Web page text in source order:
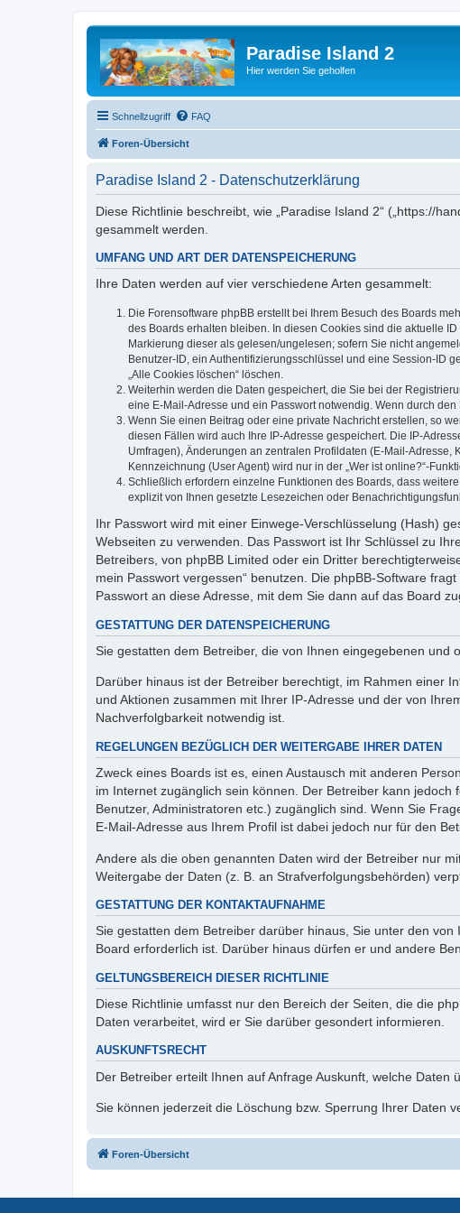
Paradise Island 2
Hier werden Sie geholfen
Schnellzugriff FAQ
Foren-Übersicht
Paradise Island 2 - Datenschutzerklärung
Diese Richtlinie beschreibt, wie „Paradise Island 2“ („https://
gesammelt werden.
UMFANG UND ART DER DATENSPEICHERUNG
Ihre Daten werden auf vier verschiedene Arten gesammelt:
Die Forensoftware phpBB erstellt bei Ihrem Besuch des Boards
des Boards erhalten bleiben. In diesen Cookies sind die aktuelle
Markierung dieser als gelesen/ungelesen; sofern Sie nicht
Benutzer-ID, ein Authentifizierungsschlüssel und eine Session-ID
„Alle Cookies löschen“ löschen.
Weiterhin werden die Daten gespeichert, die Sie bei der
eine E-Mail-Adresse und ein Passwort notwendig. Wenn durch
Wenn Sie einen Beitrag oder eine private Nachricht erstellen, so
diesen Fällen wird auch Ihre IP-Adresse gespeichert. Die IP-
Umfragen), Änderungen an zentralen Profildaten (E-Mail-
Kennzeichnung (User Agent) wird nur in der „Wer ist online?“-
Schließlich erfordern einzelne Funktionen des Boards, dass
explizit von Ihnen gesetzte Lesezeichen oder
Ihr Passwort wird mit einer Einwege-Verschlüsselung (Hash)
Webseiten zu verwenden. Das Passwort ist Ihr Schlüssel zu
Betreibers, von phpBB Limited oder ein Dritter
mein Passwort vergessen“ benutzen. Die phpBB-Software
Passwort an diese Adresse, mit dem Sie dann auf das Board
GESTATTUNG DER DATENSPEICHERUNG
Sie gestatten dem Betreiber, die von Ihnen eingegebenen
Darüber hinaus ist der Betreiber berechtigt, im Rahmen einer
und Aktionen zusammen mit Ihrer IP-Adresse und der von
Nachverfolgbarkeit notwendig ist.
REGELUNGEN BEZÜGLICH DER WEITERGABE IHRER DATEN
Zweck eines Boards ist es, einen Austausch mit anderen
im Internet zugänglich sein können. Der Betreiber kann
Benutzer, Administratoren etc.) zugänglich sind. Wenn Sie
E-Mail-Adresse aus Ihrem Profil ist dabei jedoch nur für den
Andere als die oben genannten Daten wird der Betreiber nur
Weitergabe der Daten (z. B. an Strafverfolgungsbehörden)
GESTATTUNG DER KONTAKTAUFNAHME
Sie gestatten dem Betreiber darüber hinaus, Sie unter den
Board erforderlich ist. Darüber hinaus dürfen er und andere
GELTUNGSBEREICH DIESER RICHTLINIE
Diese Richtlinie umfasst nur den Bereich der Seiten, die die
Daten verarbeitet, wird er Sie darüber gesondert informieren.
AUSKUNFTSRECHT
Der Betreiber erteilt Ihnen auf Anfrage Auskunft, welche Daten
Sie können jederzeit die Löschung bzw. Sperrung Ihrer Daten
Foren-Übersicht